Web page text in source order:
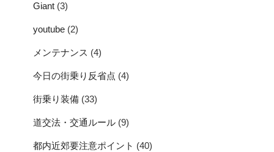
Giant (3)
youtube (2)
メンテナンス (4)
今日の街乗り反省点 (4)
街乗り装備 (33)
道交法・交通ルール (9)
都内近郊要注意ポイント (40)